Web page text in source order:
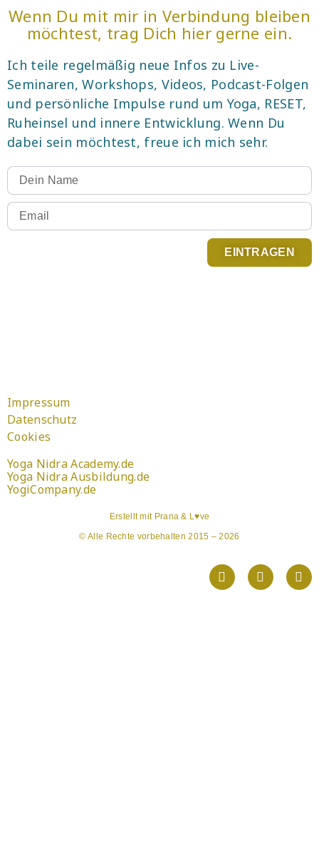
Wenn Du mit mir in Verbindung bleiben
möchtest, trag Dich hier gerne ein.
Ich teile regelmäßig neue Infos zu Live-
Seminaren, Workshops, Videos, Podcast-Folgen
und persönliche Impulse rund um Yoga, RESET,
Ruheinsel und innere Entwicklung. Wenn Du
dabei sein möchtest, freue ich mich sehr.
EINTRAGEN
Impressum
Datenschutz
Cookies
Yoga Nidra Academy.de
Yoga Nidra Ausbildung.de
YogiCompany.de
Erstellt mit Prana & L♥ve
© Alle Rechte vorbehalten 2015 – 2026